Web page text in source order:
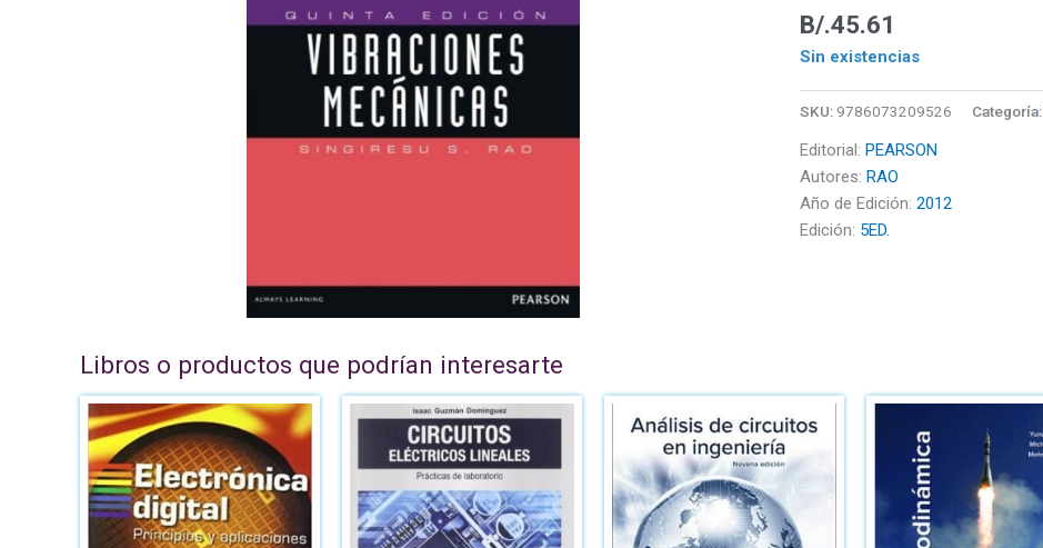
B/.45.61
Sin existencias
SKU: 9786073209526 Categoría:
Editorial: PEARSON
Autores: RAO
Año de Edición: 2012
Edición: 5ED.
Libros o productos que podrían interesarte